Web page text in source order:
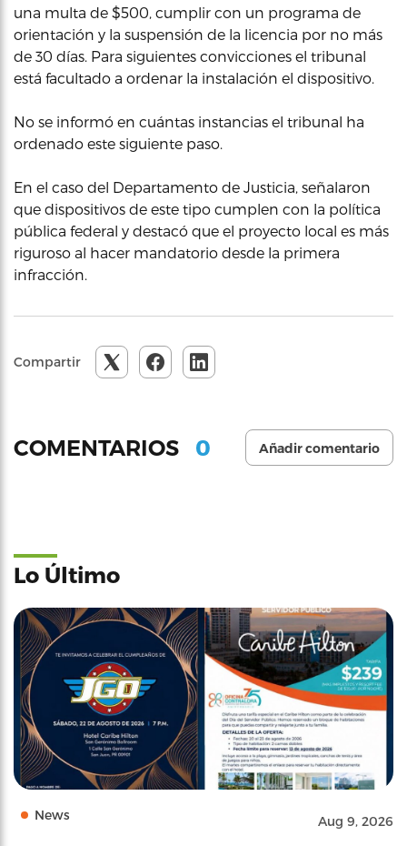
una multa de $500, cumplir con un programa de
orientación y la suspensión de la licencia por no más
de 30 días. Para siguientes convicciones el tribunal
está facultado a ordenar la instalación el dispositivo.
No se informó en cuántas instancias el tribunal ha
ordenado este siguiente paso.
En el caso del Departamento de Justicia, señalaron
que dispositivos de este tipo cumplen con la política
pública federal y destacó que el proyecto local es más
riguroso al hacer mandatorio desde la primera
infracción.
Compartir
COMENTARIOS 0 Añadir comentario
Lo Último
News Aug 9, 2026